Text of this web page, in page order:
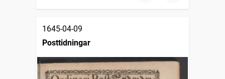
1645-04-09
Posttidningar